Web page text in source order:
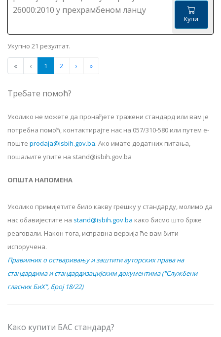
26000:2010 у прехрамбеном ланцу
Купи
Укупно 21 резултат.
« ‹ 1 2 › »
Требате помоћ?
Уколико не можете да пронађете тражени стандард или вам је
потребна помоћ, контактирајте нас на 057/310-580 или путем е-
поште prodaja@isbih.gov.ba. Ако имате додатних питања,
пошаљите упите на stand@isbih.gov.ba
ОПШТА НАПОМЕНА
Уколико примијетите било какву грешку у стандарду, молимо да
нас обавијестите на stand@isbih.gov.ba како бисмо што брже
реаговали. Након тога, исправна верзија ће вам бити
испоручена.
Правилник о остваривању и заштити ауторских права на
стандардима и стандардизацијским документима ("Службени
гласник БиХ", број 18/22)
Како купити БАС стандард?